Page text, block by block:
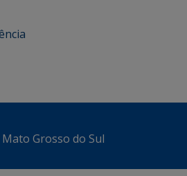
Grosso do Sul